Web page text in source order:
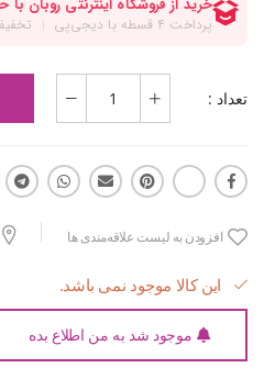
تعداد :
افزودن به لیست علاقه‌مندی ها
این کالا موجود نمی باشد.
موجود شد به من اطلاع بده